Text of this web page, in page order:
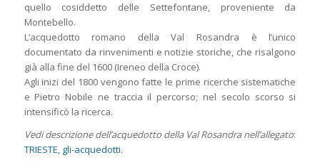
quello cosiddetto delle Settefontane, proveniente da
Montebello.
L’acquedotto romano della Val Rosandra è l’unico
documentato da rinvenimenti e notizie storiche, che risalgono
già alla fine del 1600 (Ireneo della Croce).
Agli inizi del 1800 vengono fatte le prime ricerche sistematiche
e Pietro Nobile ne traccia il percorso; nel secolo scorso si
intensificò la ricerca.
Vedi descrizione dell’acquedotto della Val Rosandra nell’allegato:
TRIESTE, gli-acquedotti.